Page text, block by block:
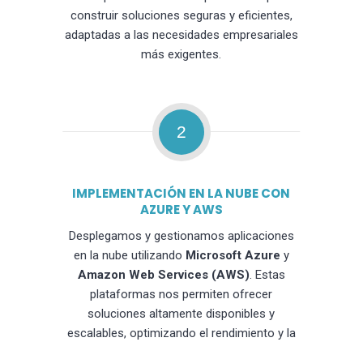
construir soluciones seguras y eficientes,
adaptadas a las necesidades empresariales
más exigentes.
2
IMPLEMENTACIÓN EN LA NUBE CON
AZURE Y AWS
Desplegamos y gestionamos aplicaciones
en la nube utilizando Microsoft Azure y
Amazon Web Services (AWS). Estas
plataformas nos permiten ofrecer
soluciones altamente disponibles y
escalables, optimizando el rendimiento y la